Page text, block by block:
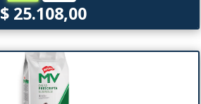
$ 25.108,00